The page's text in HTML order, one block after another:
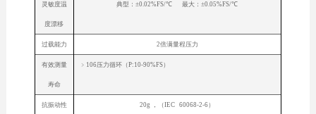
灵敏度温
度漂移
典型：±0.02%FS/℃ 最大：±0.05%FS/℃
过载能力 2倍满量程压力
有效测量
寿命
﹥106压力循环（P:10-90%FS）
抗振动性 20g ，（IEC 60068-2-6）